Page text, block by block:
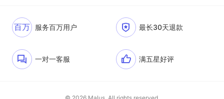
百万 服务百万用户 最长30天退款
一对一客服 满五星好评